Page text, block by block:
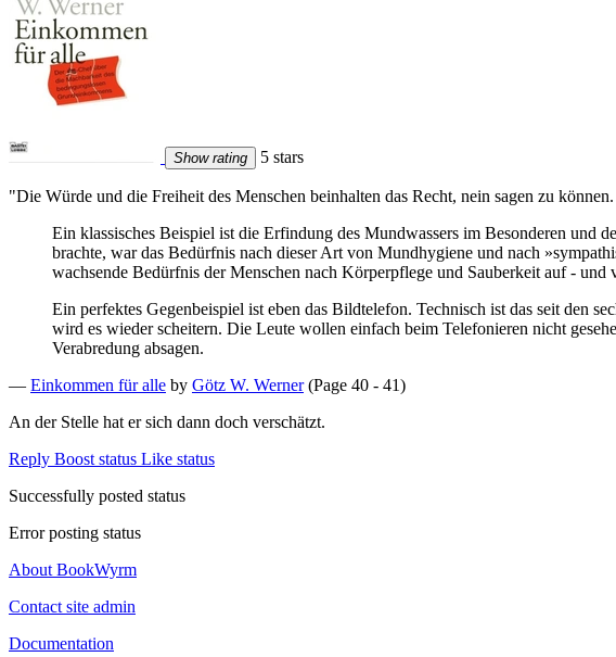
Show rating 5 stars
"Die Würde und die Freiheit des Menschen beinhalten das Recht, nein sagen zu
Ein klassisches Beispiel ist die Erfindung des Mundwassers im Besonderen
brachte, war das Bedürfnis nach dieser Art von Mundhygiene und nach
wachsende Bedürfnis der Menschen nach Körperpflege und Sauberkeit auf -
Ein perfektes Gegenbeispiel ist eben das Bildtelefon. Technisch ist das seit den
wird es wieder scheitern. Die Leute wollen einfach beim Telefonieren nicht
Verabredung absagen.
— Einkommen für alle by Götz W. Werner(Page 40 - 41)
An der Stelle hat er sich dann doch verschätzt.
Reply Boost status Like status
Successfully posted status
Error posting status
About BookWyrm
Contact site admin
Documentation